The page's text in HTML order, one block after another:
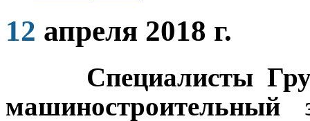
12 апреля 2018 г.
Специалисты